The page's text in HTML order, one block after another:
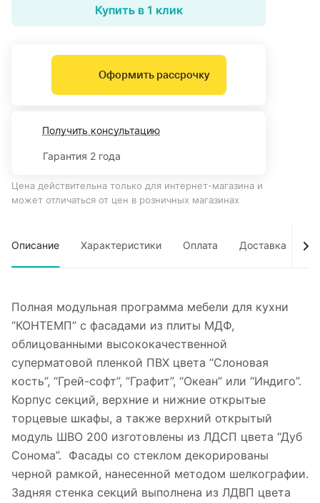
Купить в 1 клик
Оформить рассрочку
Получить консультацию
Гарантия 2 года
Цена действительна только для интернет-магазина и
может отличаться от цен в розничных магазинах
Описание Характеристики Оплата Доставка
Полная модульная программа мебели для кухни
“КОНТЕМП” с фасадами из плиты МДФ,
облицованными высококачественной
суперматовой пленкой ПВХ цвета “Слоновая
кость”, “Грей-софт”, “Графит”, “Океан” или “Индиго”.
Корпус секций, верхние и нижние открытые
торцевые шкафы, а также верхний открытый
модуль ШВО 200 изготовлены из ЛДСП цвета “Дуб
Сонома”. Фасады со стеклом декорированы
черной рамкой, нанесенной методом шелкографии.
Задняя стенка секций выполнена из ЛДВП цвета